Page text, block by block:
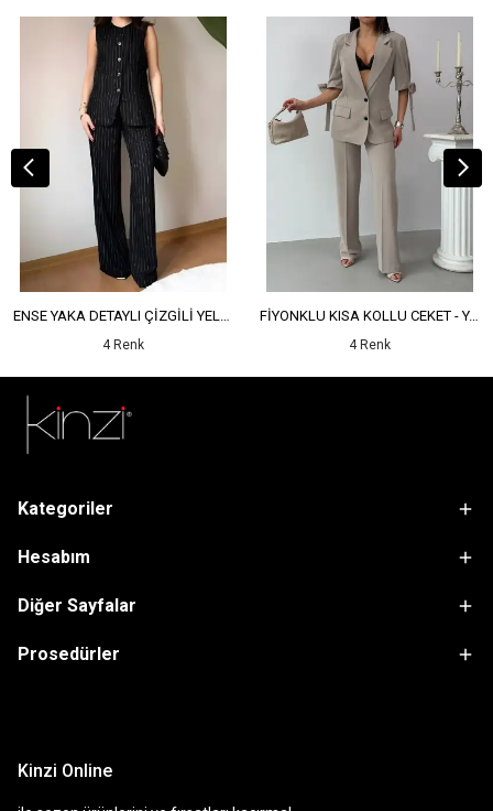
ENSE YAKA DETAYLI ÇİZGİLİ YELEK - YÜKSEK BEL DETAYLI ÇİZGİLİ PANTOLON
4 Renk
FİYONKLU KISA KOLLU CEKET - YÜKSEK BEL SALAŞ PANTOLON
4 Renk
Kategoriler
Hesabım
Diğer Sayfalar
Prosedürler
Kinzi Online